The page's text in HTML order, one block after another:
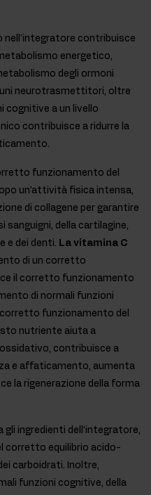
nell'integratore contribuisce
energetico,
degli ormoni
neurotrasmettitori, oltre
cognitive a un livello
contribuisce a ridurre la
funzionamento del
un'attività fisica intensa,
di collagene per garantire
della cartilagine,
e dei denti. La vitamina C
di un corretto
il corretto funzionamento
di normali funzioni
funzionamento del
nutriente aiuta a
contribuisce a
e affaticamento, aumenta
la rigenerazione della forma
gli ingredienti dell’integratore,
corretto equilibrio acido-
carboidrati. Inoltre,
funzioni cognitive, della